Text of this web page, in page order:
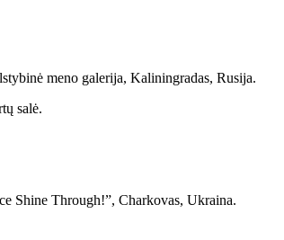
meno galerija, Kaliningradas, Rusija.
salė.
Shine Through!”, Charkovas, Ukraina.